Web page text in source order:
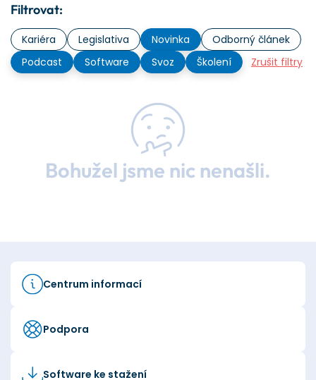
Filtrovat:
Kariéra Legislativa Novinka
Odborný článek
Podcast
Software Svoz Školení Zrušit filtry
Bohužel jsme nic nenašli.
Centrum informací
Podpora
Software ke stažení